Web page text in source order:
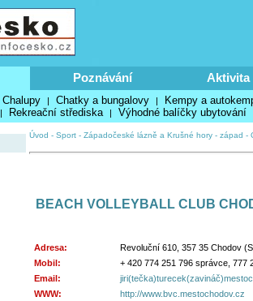
Poznávání Aktivita
Chalupy | Chatky a bungalovy | Kempy a
| Rekreační střediska | Výhodné balíčky ubytování
Úvod - Sport - Západočeské lázně a Krušné hory - západ -
BEACH VOLLEYBALL CLUB
Adresa:
Revoluční 610, 357 35 Chodov
Mobil:
+ 420 774 251 796 správce, 777
Email:
WWW:
http://www.bvc.mestochodov.cz